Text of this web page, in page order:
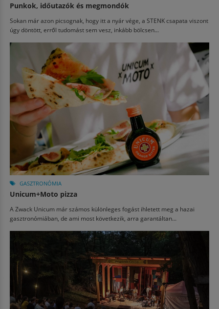
Punkok, időutazók és megmondók
Sokan már azon picsognak, hogy itt a nyár vége, a STENK csapata viszont
úgy döntött, erről tudomást sem vesz, inkább bölcsen...
GASZTRONÓMIA
Unicum+Moto pizza
A Zwack Unicum már számos különleges fogást ihletett meg a hazai
gasztronómiában, de ami most következik, arra garantáltan...